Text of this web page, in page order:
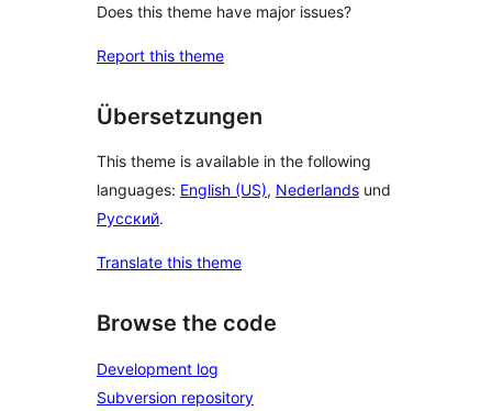
Does this theme have major issues?
Report this theme
Übersetzungen
This theme is available in the following
languages: English (US), Nederlands und
Русский.
Translate this theme
Browse the code
Development log
Subversion repository